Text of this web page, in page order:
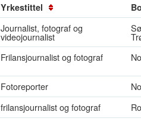
Yrkestittel
Journalist, fotograf og
videojournalist
Frilansjournalist og fotograf
Fotoreporter
frilansjournalist og fotograf